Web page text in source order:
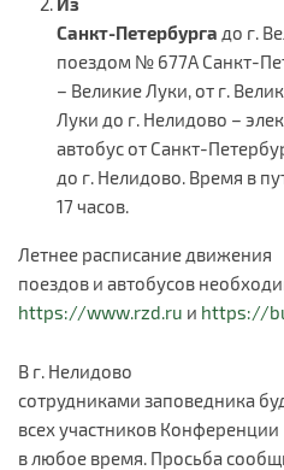
Санкт-Петербурга до г.
поездом № 677А Санкт-
– Великие Луки, от г.
Луки до г. Нелидово –
автобус от Санкт-
до г. Нелидово. Время в
17 часов.
Летнее расписание движения
поездов и автобусов
https://www.rzd.ru и https://
В г. Нелидово
сотрудниками заповедника
всех участников Конференции
в любое время. Просьба